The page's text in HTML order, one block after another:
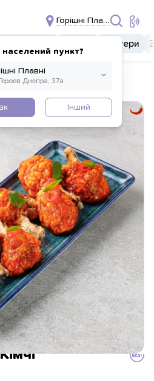
Горішні Плавні
пункт?
Інший
Бургери